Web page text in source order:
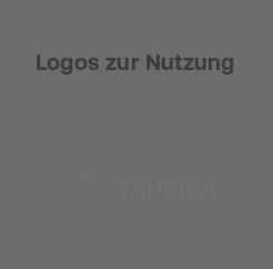
Logos zur Nutzung